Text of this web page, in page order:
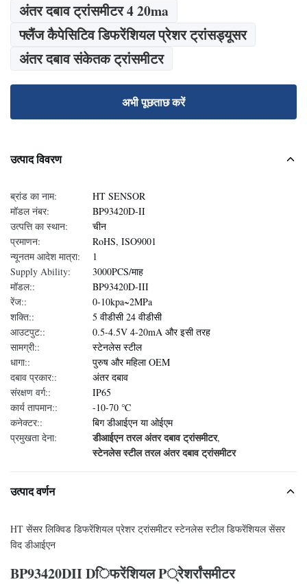
अंतर दबाव ट्रांसमीटर 4 20ma
फ्लैंज कैपेसिटिव डिफरेंशियल प्रेशर ट्रांसड्यूसर
अंतर दबाव संकेतक ट्रांसमीटर
अभी पूछताछ करें
उत्पाद विवरण
ब्रांड का नाम:
HT SENSOR
मॉडल नंबर:
BP93420D-II
उत्पत्ति का स्थान:
चीन
प्रमाणन:
RoHS, ISO9001
न्यूनतम आदेश मात्रा:
1
Supply Ability:
3000PCS/माह
मॉडल::
BP93420D-III
रेंज::
0-10kpa~2MPa
शक्ति::
5 वीडीसी 24 वीडीसी
आउटपुट::
0.5-4.5V 4-20mA और इसी तरह
सामग्री::
स्टेनलेस स्टील
धागा::
पुरुष और महिला OEM
दबाव प्रकार::
अंतर दबाव
संरक्षण वर्ग::
IP65
कार्य तापमान::
-10-70 ℃
कनेक्टर::
बिग डीआईएन या ओईएम
प्रमुखता देना:
डीआईएन तरल अंतर दबाव ट्रांसमीटर,
स्टेनलेस स्टील तरल अंतर दबाव ट्रांसमीटर
उत्पाद वर्णन
HT सेंसर लिक्विड डिफरेंशियल प्रेशर ट्रांसमीटर स्टेनलेस स्टील डिफरेंशियल सेंसर
विद डीआईएन
BP93420DIIDिफरेंशियलP्रेशर्रांसमीटर